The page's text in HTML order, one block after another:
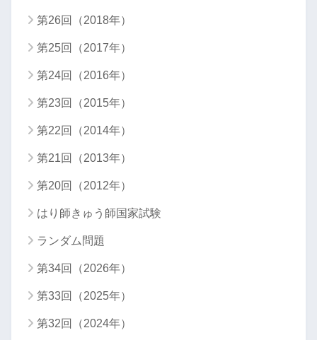
第26回（2018年）
第25回（2017年）
第24回（2016年）
第23回（2015年）
第22回（2014年）
第21回（2013年）
第20回（2012年）
はり師きゅう師国家試験
ランダム問題
第34回（2026年）
第33回（2025年）
第32回（2024年）